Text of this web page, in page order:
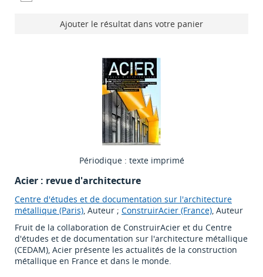
Ajouter le résultat dans votre panier
Périodique : texte imprimé
Acier : revue d'architecture
Centre d'études et de documentation sur l'architecture
métallique (Paris), Auteur ; ConstruirAcier (France), Auteur
Fruit de la collaboration de ConstruirAcier et du Centre
d'études et de documentation sur l'architecture métallique
(CEDAM), Acier présente les actualités de la construction
métallique en France et dans le monde.